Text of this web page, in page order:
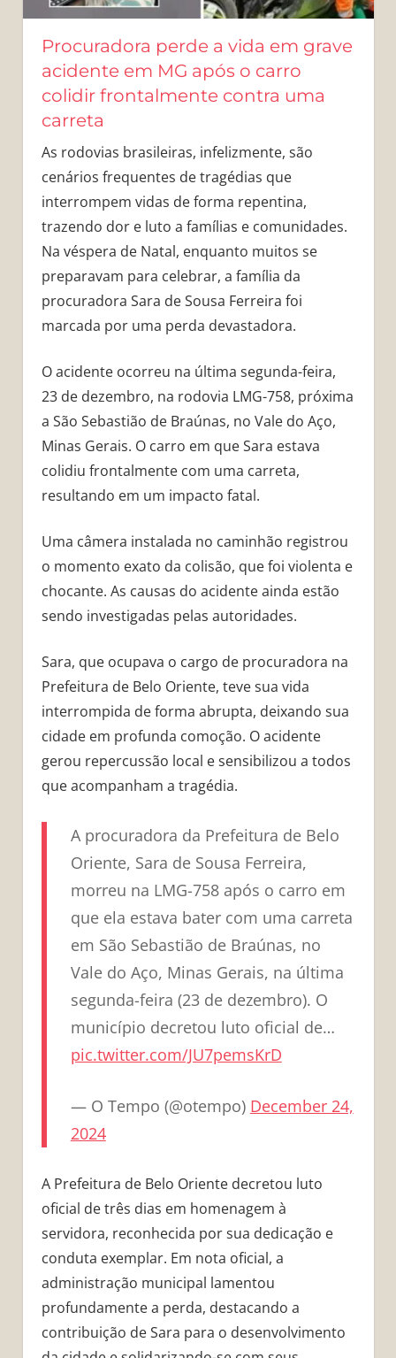
Procuradora perde a vida em grave
acidente em MG após o carro
colidir frontalmente contra uma
carreta
As rodovias brasileiras, infelizmente, são
cenários frequentes de tragédias que
interrompem vidas de forma repentina,
trazendo dor e luto a famílias e comunidades.
Na véspera de Natal, enquanto muitos se
preparavam para celebrar, a família da
procuradora Sara de Sousa Ferreira foi
marcada por uma perda devastadora.
O acidente ocorreu na última segunda-feira,
23 de dezembro, na rodovia LMG-758, próxima
a São Sebastião de Braúnas, no Vale do Aço,
Minas Gerais. O carro em que Sara estava
colidiu frontalmente com uma carreta,
resultando em um impacto fatal.
Uma câmera instalada no caminhão registrou
o momento exato da colisão, que foi violenta e
chocante. As causas do acidente ainda estão
sendo investigadas pelas autoridades.
Sara, que ocupava o cargo de procuradora na
Prefeitura de Belo Oriente, teve sua vida
interrompida de forma abrupta, deixando sua
cidade em profunda comoção. O acidente
gerou repercussão local e sensibilizou a todos
que acompanham a tragédia.
A procuradora da Prefeitura de Belo
Oriente, Sara de Sousa Ferreira,
morreu na LMG-758 após o carro em
que ela estava bater com uma carreta
em São Sebastião de Braúnas, no
Vale do Aço, Minas Gerais, na última
segunda-feira (23 de dezembro). O
município decretou luto oficial de…
pic.twitter.com/JU7pemsKrD
— O Tempo (@otempo) December 24,
2024
A Prefeitura de Belo Oriente decretou luto
oficial de três dias em homenagem à
servidora, reconhecida por sua dedicação e
conduta exemplar. Em nota oficial, a
administração municipal lamentou
profundamente a perda, destacando a
contribuição de Sara para o desenvolvimento